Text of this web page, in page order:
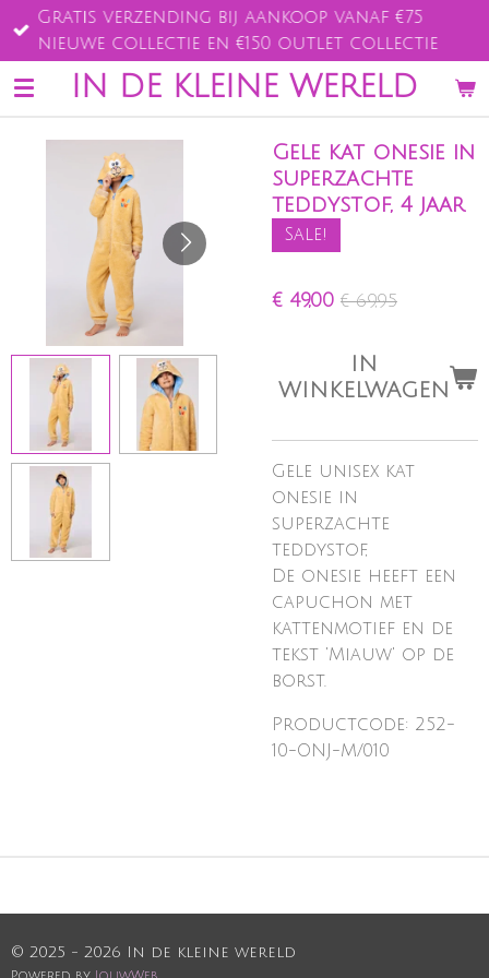
Ga
direct
naar
de
IN DE KLEINE WERELD
Gratis verzending bij aankoop vanaf €75
nieuwe collectie en €150 outlet collectie
Gele kat onesie in
superzachte
teddystof, 4 jaar
Sale!
€ 49,00 € 69,95
IN
WINKELWAGEN
Gele unisex kat
onesie in
superzachte
teddystof,
De onesie heeft een
capuchon met
kattenmotief en de
tekst 'Miauw' op de
borst.
Productcode: 252-
10-ONJ-M/010
© 2025 - 2026 In de kleine wereld